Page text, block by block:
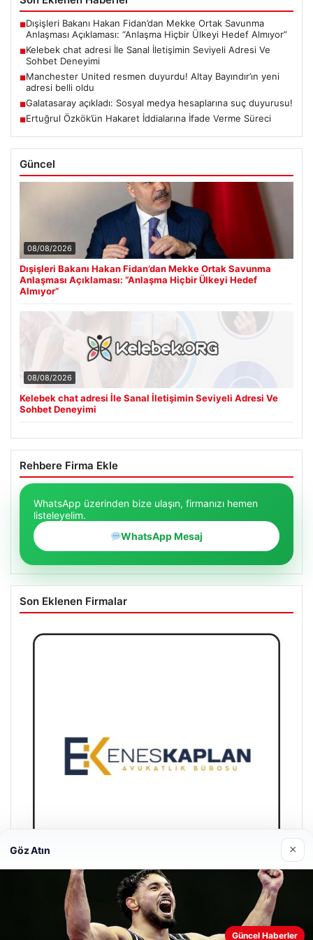
■Dışişleri Bakanı Hakan Fidan’dan Mekke Ortak Savunma
Anlaşması Açıklaması: “Anlaşma Hiçbir Ülkeyi Hedef Almıyor”
■Kelebek chat adresi İle Sanal İletişimin Seviyeli Adresi Ve
Sohbet Deneyimi
■Manchester United resmen duyurdu! Altay Bayındır’ın yeni
adresi belli oldu
■Galatasaray açıkladı: Sosyal medya hesaplarına suç duyurusu!
■Ertuğrul Özkök’ün Hakaret İddialarına İfade Verme Süreci
Güncel
08/08/2026
Dışişleri Bakanı Hakan Fidan’dan Mekke Ortak Savunma
Anlaşması Açıklaması: “Anlaşma Hiçbir Ülkeyi Hedef
Almıyor”
08/08/2026
Kelebek chat adresi İle Sanal İletişimin Seviyeli Adresi Ve
Sohbet Deneyimi
Rehbere Firma Ekle
WhatsApp üzerinden bize ulaşın, firmanızı hemen
listeleyelim.
WhatsApp Mesaj
Son Eklenen Firmalar
Enes Kaplan Avukatlık Bürosu
28/04/2026
Göz Atın ×
Güncel Haberler